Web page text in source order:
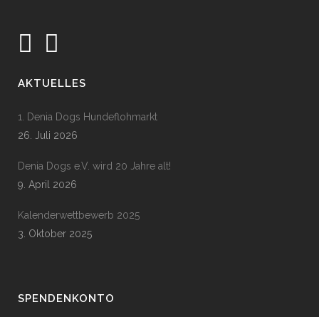
AKTUELLES
1. Denia Dogs Hundeflohmarkt
26. Juli 2026
Denia Dogs e.V. wird 20 Jahre alt!
9. April 2026
Kalenderwettbewerb 2025
3. Oktober 2025
SPENDENKONTO